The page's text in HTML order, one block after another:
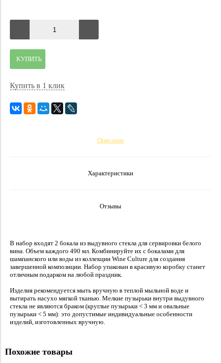
КУПИТЬ
Купить в 1 клик
Описание
Характеристики
Отзывы
В набор входят 2 бокала из выдувного стекла для сервировки белого
вина. Объем каждого 490 мл. Комбинируйте их с бокалами для
шампанского или воды из коллекции Wine Culture для создания
завершенной композиции. Набор упакован в красивую коробку станет
отличным подарком на любой праздник.
Изделия рекомендуется мыть вручную в теплой мыльной воде и
вытирать насухо мягкой тканью. Мелкие пузырьки внутри выдувного
стекла не являются браком (круглые пузырьки < 3 мм и овальные
пузырьки < 5 мм): это допустимые индивидуальные особенности
изделий, изготовленных вручную.
Похожие товары